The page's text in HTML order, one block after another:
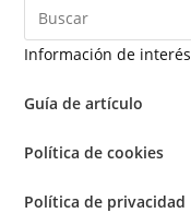
Información de interés
Guía de artículo
Política de cookies
Política de privacidad